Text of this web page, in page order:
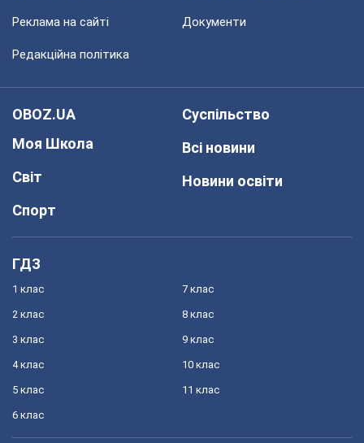
Реклама на сайті Документи
Редакційна політика
OBOZ.UA
Моя Школа
Світ
Спорт
Суспільство
Всі новини
Новини освіти
ГДЗ
1 клас
2 клас
3 клас
4 клас
5 клас
6 клас
7 клас
8 клас
9 клас
10 клас
11 клас